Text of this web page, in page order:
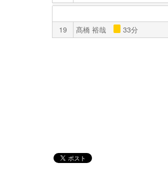
19
髙橋 裕哉 33分